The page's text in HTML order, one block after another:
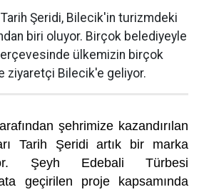
Tarih Şeridi, Bilecik'in turizmdeki
biri oluyor. Birçok belediyeyle
ülkemizin birçok
ziyaretçi Bilecik'e geliyor.
şehrimize kazandırılan
Tarih Şeridi artık bir marka
Şeyh Edebali Türbesi
geçirilen proje kapsamında